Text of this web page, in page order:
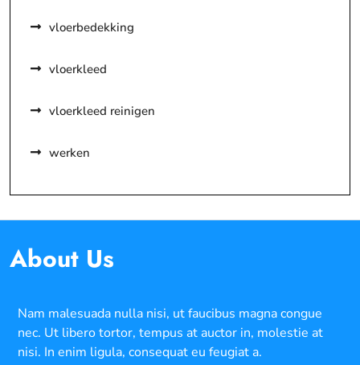
vloerbedekking
vloerkleed
vloerkleed reinigen
werken
About Us
Nam malesuada nulla nisi, ut faucibus magna congue
nec. Ut libero tortor, tempus at auctor in, molestie at
nisi. In enim ligula, consequat eu feugiat a.